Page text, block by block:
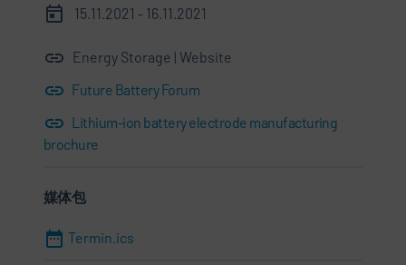
15.11.2021 - 16.11.2021
Energy Storage | Website
Future Battery Forum
Lithium-ion battery electrode manufacturing
brochure
媒体包
Termin.ics